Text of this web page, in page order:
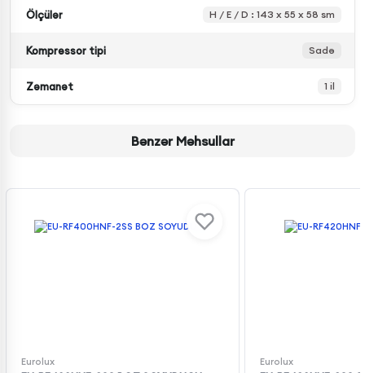
Ölçülər H / E / D : 143 x 55 x 58 sm
Kompressor tipi Sadə
Zəmanət 1 il
Bənzər Məhsullar
Eurolux Eurolux